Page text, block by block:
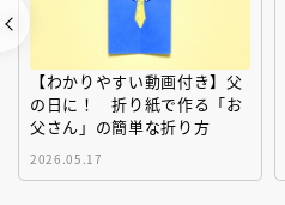
【わかりやすい動画付き】父
の日に！ 折り紙で作る「お
父さん」の簡単な折り方
2026.05.17